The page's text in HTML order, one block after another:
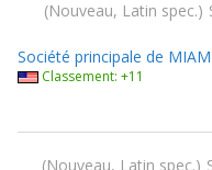
Nouveau, Latin spec.
Société principale de
Classement: +11
Nouveau, Latin spec.